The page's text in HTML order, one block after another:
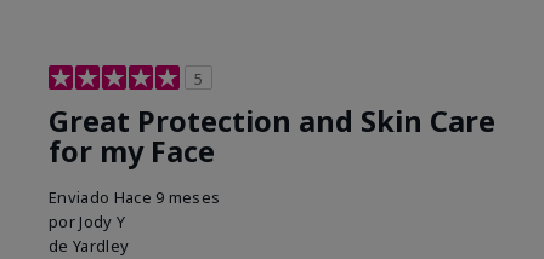
5
Great Protection and Skin Care
for my Face
Enviado Hace 9 meses
por Jody Y
de Yardley